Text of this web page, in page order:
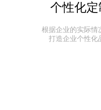
个性化定
根据企业的实际情
打造企业个性化